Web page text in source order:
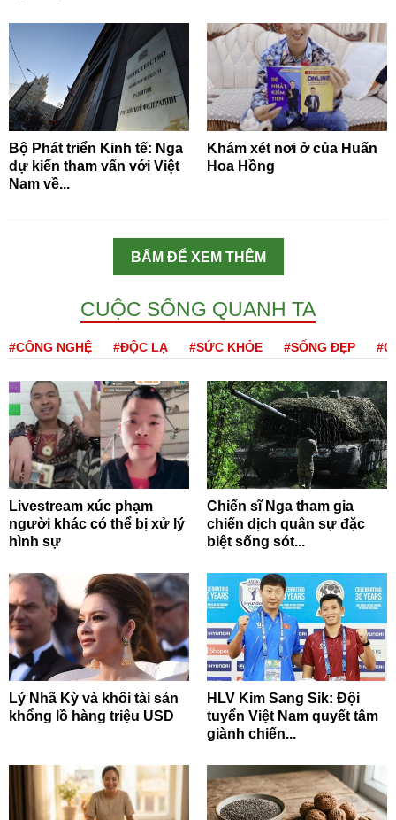
Bộ Phát triển Kinh tế: Nga
dự kiến tham vấn với Việt
Nam về...
Khám xét nơi ở của Huấn
Hoa Hồng
BẤM ĐỂ XEM THÊM
CUỘC SỐNG QUANH TA
#CÔNG NGHỆ #ĐỘC LẠ #SỨC KHỎE #SỐNG ĐẸP
Livestream xúc phạm
người khác có thể bị xử lý
hình sự
Chiến sĩ Nga tham gia
chiến dịch quân sự đặc
biệt sống sót...
Lý Nhã Kỳ và khối tài sản
khổng lồ hàng triệu USD
HLV Kim Sang Sik: Đội
tuyển Việt Nam quyết tâm
giành chiến...